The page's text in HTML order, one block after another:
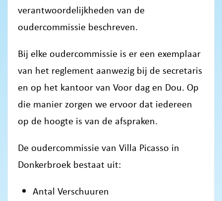
verantwoordelijkheden van de
oudercommissie beschreven.
Bij elke oudercommissie is er een exemplaar
van het reglement aanwezig bij de secretaris
en op het kantoor van Voor dag en Dou. Op
die manier zorgen we ervoor dat iedereen
op de hoogte is van de afspraken.
De oudercommissie van Villa Picasso in
Donkerbroek bestaat uit:
Antal Verschuuren